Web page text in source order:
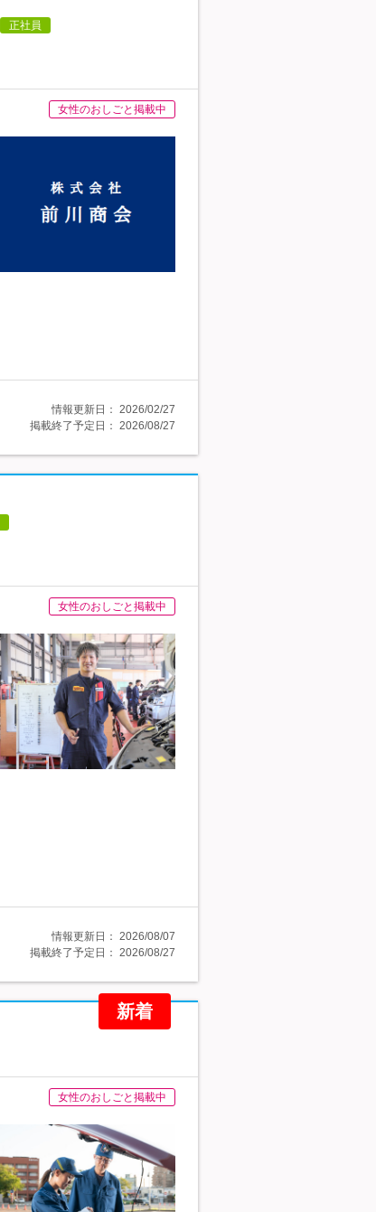
正社員
女性のおしごと掲載中
情報更新日： 2026/02/27
掲載終了予定日： 2026/08/27
女性のおしごと掲載中
情報更新日： 2026/08/07
掲載終了予定日： 2026/08/27
新着
女性のおしごと掲載中